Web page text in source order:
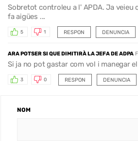
Sobretot controleu a l' APDA. Ja veieu
fa aigües ...
RESPON
5 1 DENUNCIA
ARA POTSER SI QUE DIMITIRÀ LA JEFA DE ADPA
Si ja no pot gastar com vol i manegar
RESPON
3 0 DENUNCIA
NOM